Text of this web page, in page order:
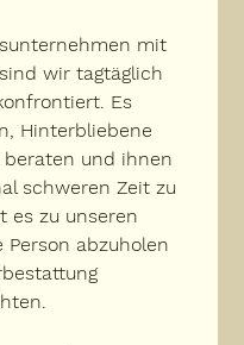
mit
wir tagtäglich
Es
Hinterbliebene
und ihnen
schweren Zeit zu
es zu unseren
Person abzuholen